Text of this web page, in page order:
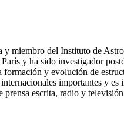
miembro del Instituto de
y ha sido investigador
y evolución de
importantes y
escrita, radio y